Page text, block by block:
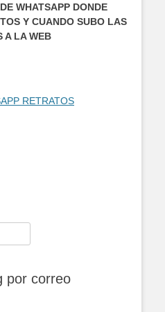
WHATSAPP DONDE
Y CUANDO SUBO LAS
A LA WEB
por correo